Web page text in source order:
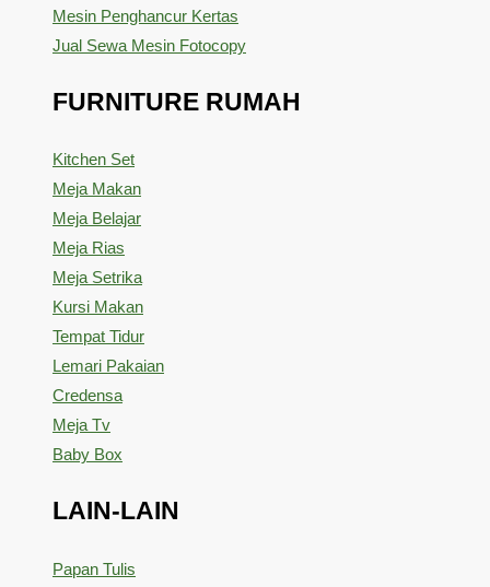
Mesin Penghancur Kertas
Jual Sewa Mesin Fotocopy
FURNITURE RUMAH
Kitchen Set
Meja Makan
Meja Belajar
Meja Rias
Meja Setrika
Kursi Makan
Tempat Tidur
Lemari Pakaian
Credensa
Meja Tv
Baby Box
LAIN-LAIN
Papan Tulis